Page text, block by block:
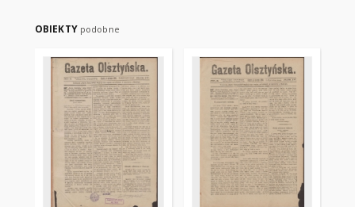
OBIEKTY podobne